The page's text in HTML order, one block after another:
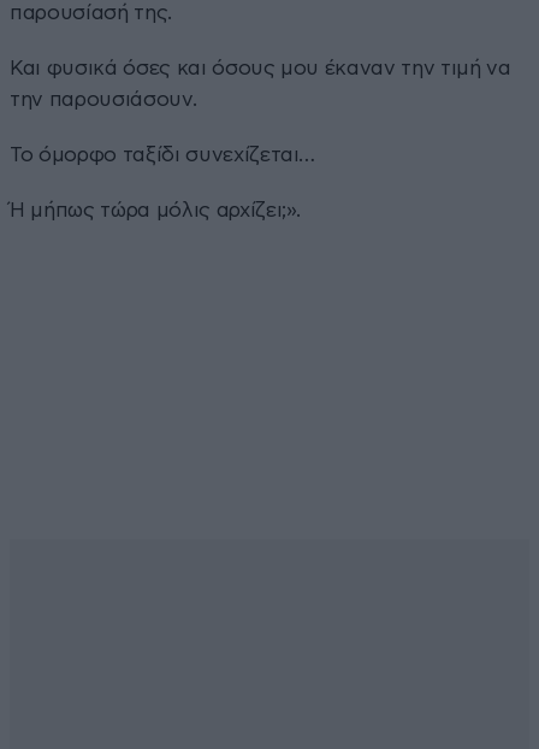
παρουσίασή της.
Και φυσικά όσες και όσους μου έκαναν την τιμή να
την παρουσιάσουν.
Το όμορφο ταξίδι συνεχίζεται…
Ή μήπως τώρα μόλις αρχίζει;».